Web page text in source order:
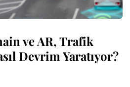
ve AR, Trafik
Devrim Yaratıyor?